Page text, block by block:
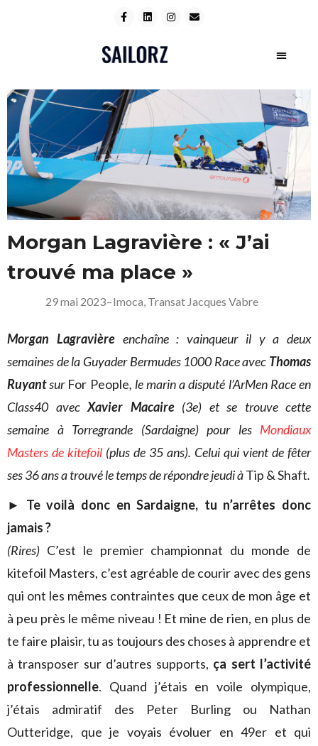
Morgan Lagravière : « J’ai
trouvé ma place »
29 mai 2023–Imoca, Transat Jacques Vabre
Morgan Lagravièreenchaîne : vainqueur il y a deux
semaines de la Guyader Bermudes 1000 Race avec Thomas
Ruyantsur For People, le marin a disputé l’ArMen Race en
Class40 avec Xavier Macaire(3e) et se trouve cette
semaine à Torregrande (Sardaigne) pour les Mondiaux
Masters de kitefoil (plus de 35 ans). Celui qui vient de fêter
ses 36 ans a trouvé le temps de répondre jeudi àTip & Shaft.
► Te voilà donc en Sardaigne, tu n’arrêtes donc
jamais ?
(Rires) C’est le premier championnat du monde de
kitefoil Masters, c’est agréable de courir avec des gens
qui ont les mêmes contraintes que ceux de mon âge et
à peu près le même niveau ! Et mine de rien, en plus de
te faire plaisir, tu as toujours des choses à apprendre et
à transposer sur d’autres supports, ça sert l’activité
professionnelle. Quand j’étais en voile olympique,
j’étais admiratif des Peter Burling ou Nathan
Outteridge, que je voyais évoluer en 49er et qui